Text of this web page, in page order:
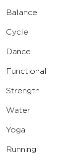
Balance
Cycle
Dance
Functional
Strength
Water
Yoga
Running